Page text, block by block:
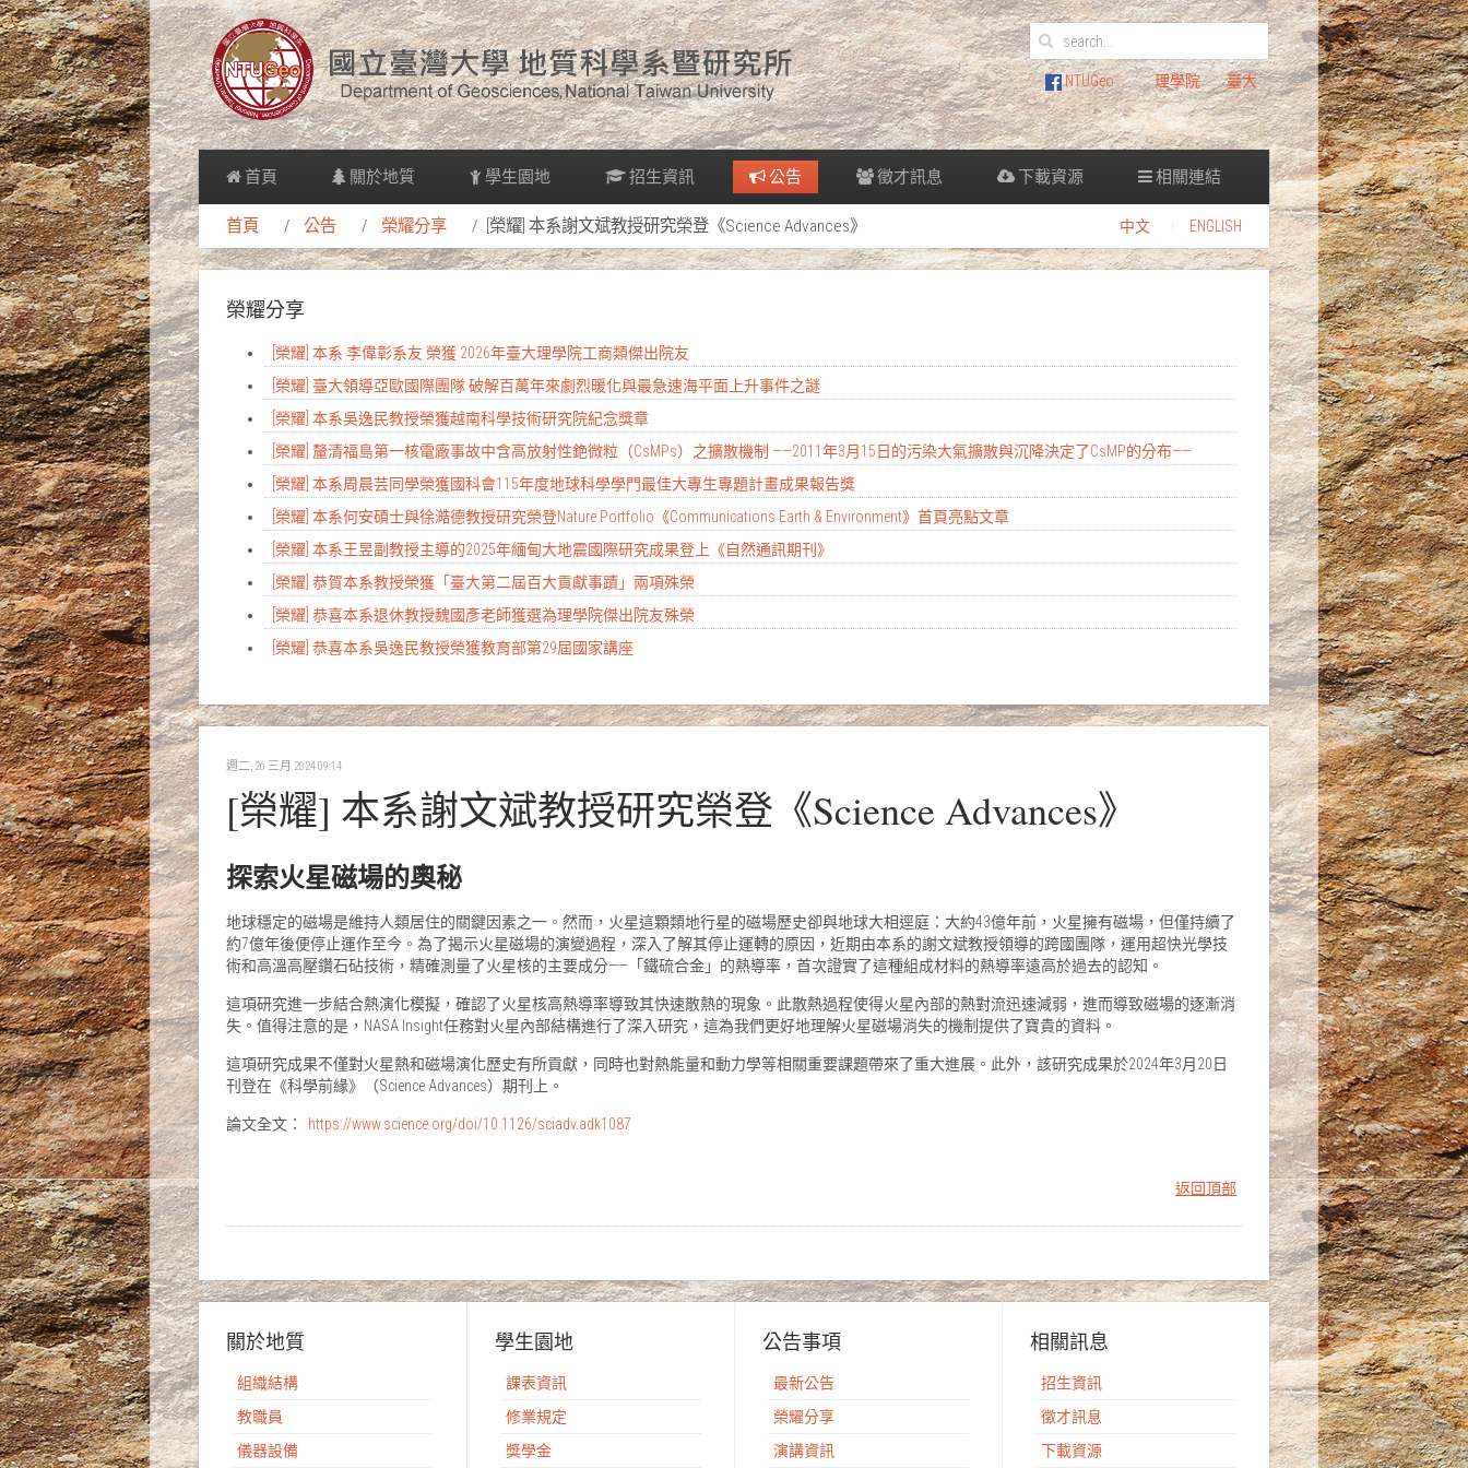
NTUGeo 理學院 臺大
首頁 關於地質 學生園地 招生資訊 公告 徵才訊息 下載資源 相關連結
首頁 公告 榮耀分享 [榮耀] 本系謝文斌教授研究榮登《Science Advances》 中文 ENGLISH
榮耀分享
[榮耀] 本系 李偉彰系友 榮獲 2026年臺大理學院工商類傑出院友
[榮耀] 臺大領導亞歐國際團隊 破解百萬年來劇烈暖化與最急速海平面上升事件之謎
[榮耀] 本系吳逸民教授榮獲越南科學技術研究院紀念獎章
[榮耀] 釐清福島第一核電廠事故中含高放射性銫微粒（CsMPs）之擴散機制 ——2011年3月15日的污染大氣擴散與沉降決定了CsMP的分布——
[榮耀] 本系周晨芸同學榮獲國科會115年度地球科學學門最佳大專生專題計畫成果報告獎
[榮耀] 本系何安碩士與徐澔德教授研究榮登Nature Portfolio《Communications Earth & Environment》首頁亮點文章
[榮耀] 本系王昱副教授主導的2025年緬甸大地震國際研究成果登上《自然通訊期刊》
[榮耀] 恭賀本系教授榮獲「臺大第二屆百大貢獻事蹟」兩項殊榮
[榮耀] 恭喜本系退休教授魏國彥老師獲選為理學院傑出院友殊榮
[榮耀] 恭喜本系吳逸民教授榮獲教育部第29屆國家講座
週二, 26 三月 2024 09:14
[榮耀] 本系謝文斌教授研究榮登《Science Advances》
探索火星磁場的奧秘
地球穩定的磁場是維持人類居住的關鍵因素之一。然而，火星這顆類地行星的磁場歷史卻與地球大相逕庭：大約43億年前，火星擁有磁場，但僅持續了
約7億年後便停止運作至今。為了揭示火星磁場的演變過程，深入了解其停止運轉的原因，近期由本系的謝文斌教授領導的跨國團隊，運用超快光學技
術和高溫高壓鑽石砧技術，精確測量了火星核的主要成分——「鐵硫合金」的熱導率，首次證實了這種組成材料的熱導率遠高於過去的認知。
這項研究進一步結合熱演化模擬，確認了火星核高熱導率導致其快速散熱的現象。此散熱過程使得火星內部的熱對流迅速減弱，進而導致磁場的逐漸消
失。值得注意的是，NASA Insight任務對火星內部結構進行了深入研究，這為我們更好地理解火星磁場消失的機制提供了寶貴的資料。
這項研究成果不僅對火星熱和磁場演化歷史有所貢獻，同時也對熱能量和動力學等相關重要課題帶來了重大進展。此外，該研究成果於2024年3月20日
刊登在《科學前緣》（Science Advances）期刊上。
論文全文： https://www.science.org/doi/10.1126/sciadv.adk1087
返回頂部
關於地質
組織結構
教職員
儀器設備
學生園地
課表資訊
修業規定
獎學金
公告事項
最新公告
榮耀分享
演講資訊
相關訊息
招生資訊
徵才訊息
下載資源